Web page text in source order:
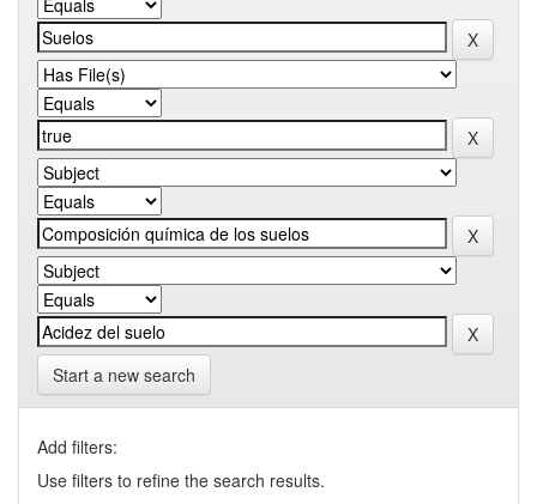
Start a new search
Add filters:
Use filters to refine the search results.